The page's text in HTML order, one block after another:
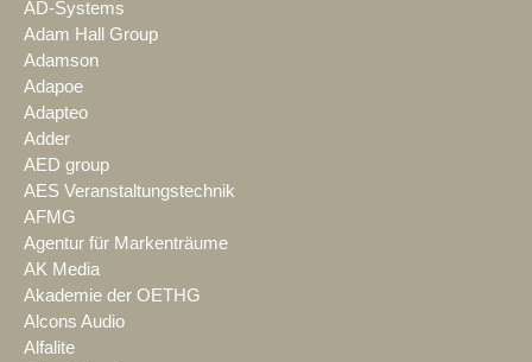
AD-Systems
Adam Hall Group
Adamson
Adapoe
Adapteo
Adder
AED group
AES Veranstaltungstechnik
AFMG
Agentur für Markenträume
AK Media
Akademie der OETHG
Alcons Audio
Alfalite